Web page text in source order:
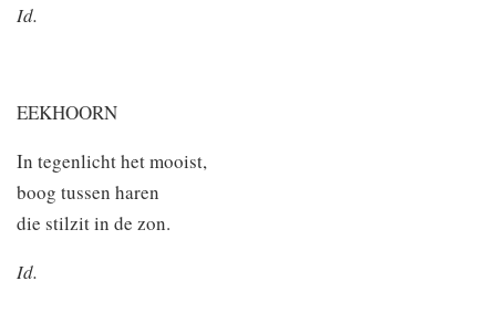
Id.
EEKHOORN
In tegenlicht het mooist,
boog tussen haren
die stilzit in de zon.
Id.